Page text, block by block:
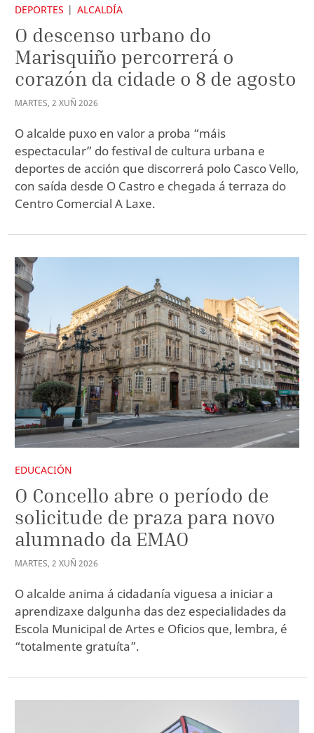
DEPORTES ALCALDÍA
O descenso urbano do
Marisquiño percorrerá o
corazón da cidade o 8 de agosto
MARTES, 2 XUÑ 2026
O alcalde puxo en valor a proba “máis
espectacular” do festival de cultura urbana e
deportes de acción que discorrerá polo Casco Vello,
con saída desde O Castro e chegada á terraza do
Centro Comercial A Laxe.
EDUCACIÓN
O Concello abre o período de
solicitude de praza para novo
alumnado da EMAO
MARTES, 2 XUÑ 2026
O alcalde anima á cidadanía viguesa a iniciar a
aprendizaxe dalgunha das dez especialidades da
Escola Municipal de Artes e Oficios que, lembra, é
“totalmente gratuíta”.